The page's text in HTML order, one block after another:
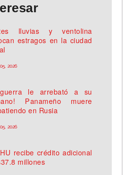
lluvias y ventolina
estragos en la ciudad
2026
le arrebató a su
Panameño muere
en Rusia
2026
recibe crédito adicional
millones